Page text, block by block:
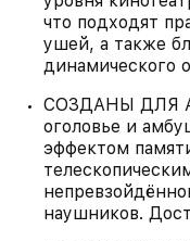
что подходят
ушей, а также
динамического
СОЗДАНЫ ДЛЯ
оголовье и
эффектом
наушников.